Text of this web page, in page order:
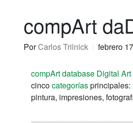
compArt
PorCarlos Trilnick / febrero
compArt database Digital Art
cincocategoríasprincipales:
pintura, impresiones,